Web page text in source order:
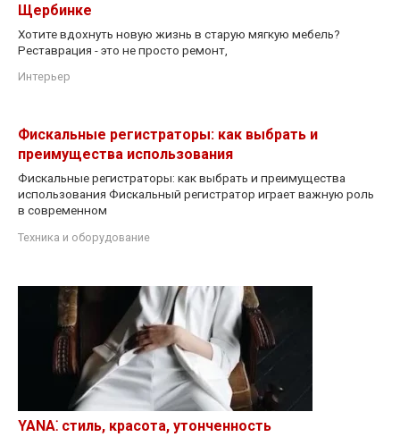
Щербинке
Хотите вдохнуть новую жизнь в старую мягкую мебель?
Реставрация - это не просто ремонт,
Интерьер
Фискальные регистраторы: как выбрать и
преимущества использования
Фискальные регистраторы: как выбрать и преимущества
использования Фискальный регистратор играет важную роль
в современном
Техника и оборудование
YANA⁚ стиль, красота, утонченность